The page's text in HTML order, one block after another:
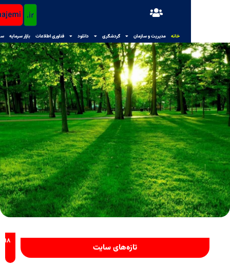
مدیریت و سازمان گردشگری دانلود فناوری اطلاعات بازار سرمایه سایر مطالب
تازه‌های سایت
۱۴۰۵-۰۵-۱۸